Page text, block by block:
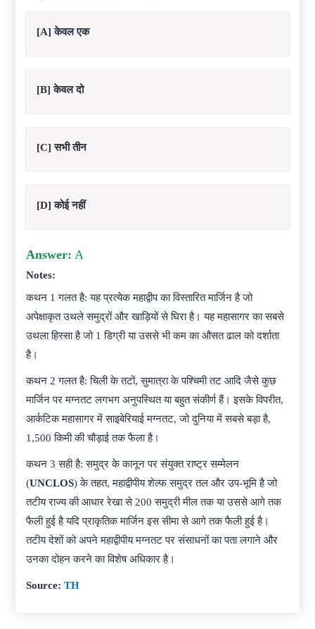
[A] केवल एक
[B] केवल दो
[C] सभी तीन
[D] कोई नहीं
Answer: A
Notes:
कथन 1 गलत है: यह प्रत्येक महाद्वीप का विस्तारित मार्जिन है जो
अपेक्षाकृत उथले समुद्रों और खाड़ियों से घिरा है। यह महासागर का सबसे
उथला हिस्सा है जो 1 डिग्री या उससे भी कम का औसत ढाल को दर्शाता
है।
कथन 2 गलत है: चिली के तटों, सुमात्रा के पश्चिमी तट आदि जैसे कुछ
मार्जिन पर मग्नतट लगभग अनुपस्थित या बहुत संकीर्ण हैं। इसके विपरीत,
आर्कटिक महासागर में साइबेरियाई मग्नतट, जो दुनिया में सबसे बड़ा है,
1,500 किमी की चौड़ाई तक फैला है।
कथन 3 सही है: समुद्र के कानून पर संयुक्त राष्ट्र सम्मेलन
(UNCLOS) के तहत, महाद्वीपीय शेल्फ समुद्र तल और उप-भूमि है जो
तटीय राज्य की आधार रेखा से 200 समुद्री मील तक या उससे आगे तक
फैली हुई है यदि प्राकृतिक मार्जिन इस सीमा से आगे तक फैली हुई है।
तटीय देशों को अपने महाद्वीपीय मग्नतट पर संसाधनों का पता लगाने और
उनका दोहन करने का विशेष अधिकार है।
Source:TH